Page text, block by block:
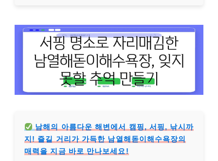
남해의 아름다운 해변에서 캠핑, 서핑, 낚시까
지! 즐길 거리가 가득한 남열해돋이해수욕장의
매력을 지금 바로 만나보세요!